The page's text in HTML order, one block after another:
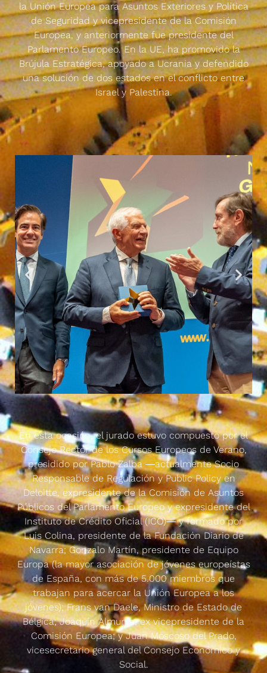
la Unión Europea para Asuntos Exteriores y Política
de Seguridad y vicepresidente de la Comisión
Europea, y anteriormente fue presidente del
Parlamento Europeo. En la UE, ha promovido la
Brújula Estratégica, apoyado a Ucrania y defendido
una solución de dos estados en el conflicto entre
Israel y Palestina.
En esta ocasión, el jurado estuvo compuesto por el
Consejo Rector de los Cursos Europeos de Verano,
presidido por Pablo Zalba ―actualmente Socio
Responsable de Regulación y Public Policy en
Deloitte, expresidente de la Comisión de Asuntos
Públicos del Parlamento Europeo y expresidente del
Instituto de Crédito Oficial (ICO)― y formado por
Luis Colina, presidente de la Fundación Diario de
Navarra; Gonzalo Martín, presidente de Equipo
Europa (la mayor asociación de jóvenes europeístas
de España, con más de 5.000 miembros que
trabajan para acercar la Unión Europea a los
jóvenes); Frans van Daele, Ministro de Estado de
Bélgica; Joaquín Almunia, ex vicepresidente de la
Comisión Europea; y Juan Moscoso del Prado,
vicesecretario general del Consejo Económico y
Social.